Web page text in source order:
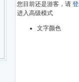
您目前还是游客，请
进入高级模式
文字颜色